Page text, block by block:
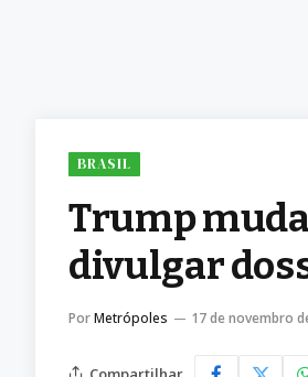
BRASIL
Trump muda
divulgar
PorMetrópoles 17 de novembro